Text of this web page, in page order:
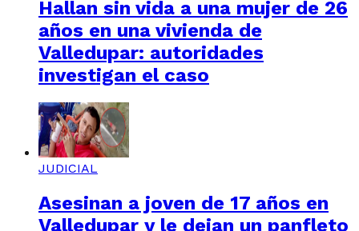
Hallan sin vida a una mujer de 26
años en una vivienda de
Valledupar: autoridades
investigan el caso
JUDICIAL
Asesinan a joven de 17 años en
Valledupar y le dejan un panfleto